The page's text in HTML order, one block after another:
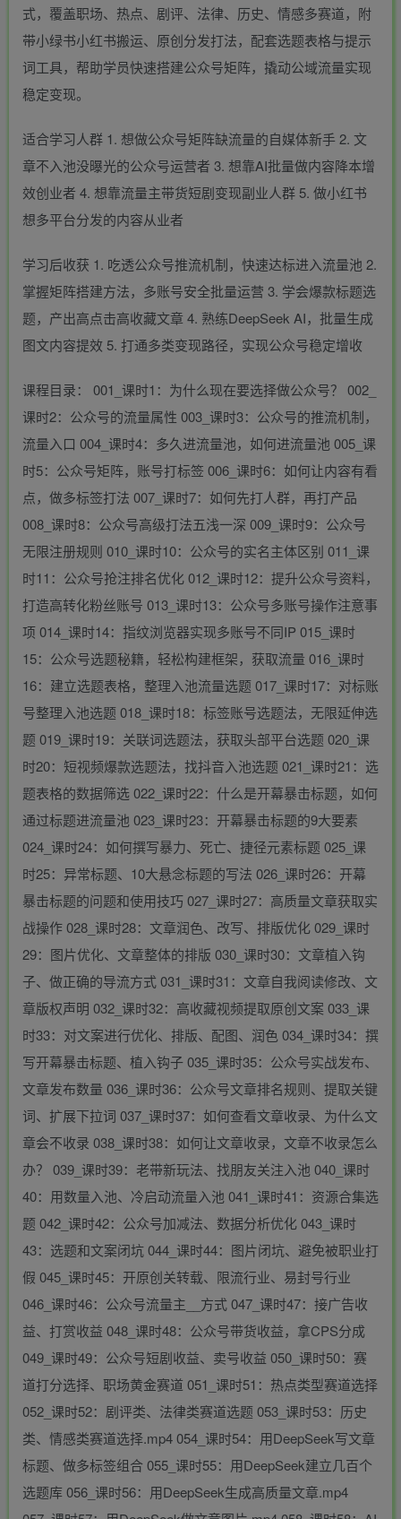
式，覆盖职场、热点、剧评、法律、历史、情感多赛道，附
带小绿书小红书搬运、原创分发打法，配套选题表格与提示
词工具，帮助学员快速搭建公众号矩阵，撬动公域流量实现
稳定变现。
适合学习人群 1. 想做公众号矩阵缺流量的自媒体新手 2. 文
章不入池没曝光的公众号运营者 3. 想靠AI批量做内容降本增
效创业者 4. 想靠流量主带货短剧变现副业人群 5. 做小红书
想多平台分发的内容从业者
学习后收获 1. 吃透公众号推流机制，快速达标进入流量池 2.
掌握矩阵搭建方法，多账号安全批量运营 3. 学会爆款标题选
题，产出高点击高收藏文章 4. 熟练DeepSeek AI，批量生成
图文内容提效 5. 打通多类变现路径，实现公众号稳定增收
课程目录： 001_课时1：为什么现在要选择做公众号？ 002_
课时2：公众号的流量属性 003_课时3：公众号的推流机制，
流量入口 004_课时4：多久进流量池，如何进流量池 005_课
时5：公众号矩阵，账号打标签 006_课时6：如何让内容有看
点，做多标签打法 007_课时7：如何先打人群，再打产品
008_课时8：公众号高级打法五浅一深 009_课时9：公众号
无限注册规则 010_课时10：公众号的实名主体区别 011_课
时11：公众号抢注排名优化 012_课时12：提升公众号资料，
打造高转化粉丝账号 013_课时13：公众号多账号操作注意事
项 014_课时14：指纹浏览器实现多账号不同IP 015_课时
15：公众号选题秘籍，轻松构建框架，获取流量 016_课时
16：建立选题表格，整理入池流量选题 017_课时17：对标账
号整理入池选题 018_课时18：标签账号选题法，无限延伸选
题 019_课时19：关联词选题法，获取头部平台选题 020_课
时20：短视频爆款选题法，找抖音入池选题 021_课时21：选
题表格的数据筛选 022_课时22：什么是开幕暴击标题，如何
通过标题进流量池 023_课时23：开幕暴击标题的9大要素
024_课时24：如何撰写暴力、死亡、捷径元素标题 025_课
时25：异常标题、10大悬念标题的写法 026_课时26：开幕
暴击标题的问题和使用技巧 027_课时27：高质量文章获取实
战操作 028_课时28：文章润色、改写、排版优化 029_课时
29：图片优化、文章整体的排版 030_课时30：文章植入钩
子、做正确的导流方式 031_课时31：文章自我阅读修改、文
章版权声明 032_课时32：高收藏视频提取原创文案 033_课
时33：对文案进行优化、排版、配图、润色 034_课时34：撰
写开幕暴击标题、植入钩子 035_课时35：公众号实战发布、
文章发布数量 036_课时36：公众号文章排名规则、提取关键
词、扩展下拉词 037_课时37：如何查看文章收录、为什么文
章会不收录 038_课时38：如何让文章收录，文章不收录怎么
办？ 039_课时39：老带新玩法、找朋友关注入池 040_课时
40：用数量入池、冷启动流量入池 041_课时41：资源合集选
题 042_课时42：公众号加减法、数据分析优化 043_课时
43：选题和文案闭坑 044_课时44：图片闭坑、避免被职业打
假 045_课时45：开原创关转载、限流行业、易封号行业
046_课时46：公众号流量主__方式 047_课时47：接广告收
益、打赏收益 048_课时48：公众号带货收益，拿CPS分成
049_课时49：公众号短剧收益、卖号收益 050_课时50：赛
道打分选择、职场黄金赛道 051_课时51：热点类型赛道选择
052_课时52：剧评类、法律类赛道选题 053_课时53：历史
类、情感类赛道选择.mp4 054_课时54：用DeepSeek写文章
标题、做多标签组合 055_课时55：用DeepSeek建立几百个
选题库 056_课时56：用DeepSeek生成高质量文章.mp4